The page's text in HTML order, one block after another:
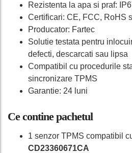
Rezistenta la apa si praf:
Certificari: CE, FCC, RoHS
Producator: Fartec
Solutie testata pentru
defecti, descarcati sau lipsa
Compatibil cu procedurile
sincronizare TPMS
Garantie: 24 luni
Ce contine pachetul
1 senzor TPMS compatibil
CD23360671CA